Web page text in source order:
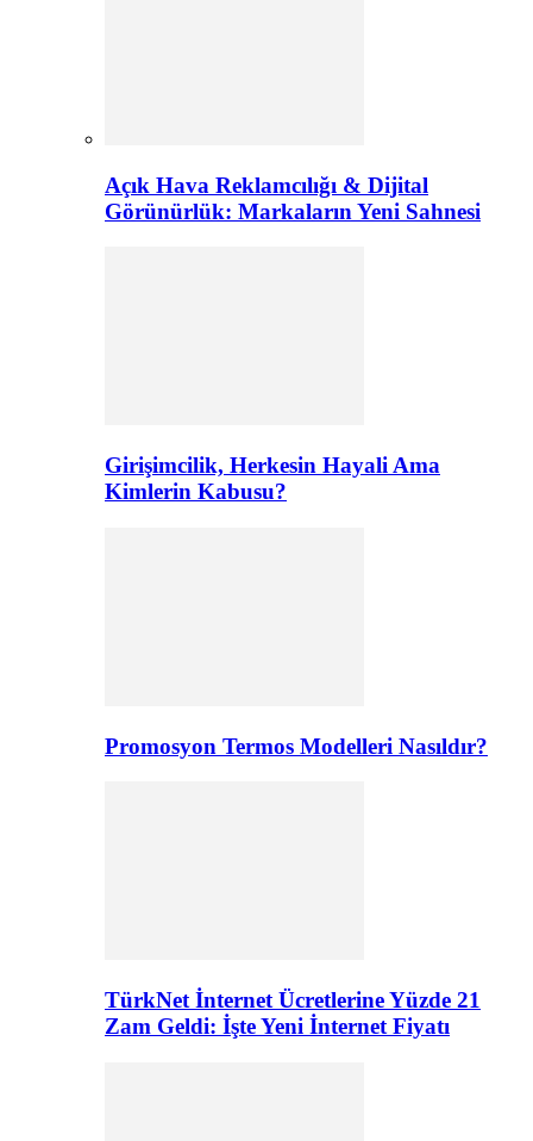
Açık Hava Reklamcılığı & Dijital
Görünürlük: Markaların Yeni Sahnesi
Girişimcilik, Herkesin Hayali Ama
Kimlerin Kabusu?
Promosyon Termos Modelleri Nasıldır?
TürkNet İnternet Ücretlerine Yüzde 21
Zam Geldi: İşte Yeni İnternet Fiyatı